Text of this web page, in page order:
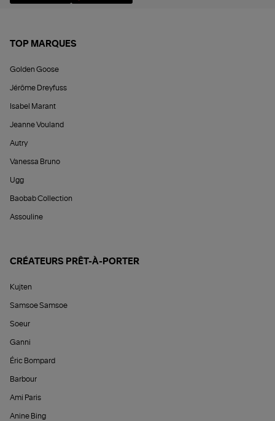
TOP MARQUES
Golden Goose
Jérôme Dreyfuss
Isabel Marant
Jeanne Vouland
Autry
Vanessa Bruno
Ugg
Baobab Collection
Assouline
CRÉATEURS PRÊT-À-PORTER
Kujten
Samsoe Samsoe
Soeur
Ganni
Éric Bompard
Barbour
Ami Paris
Anine Bing